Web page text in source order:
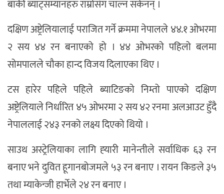
बाँकी ब्याट्सम्यानहरु राम्रोसंग चाल्न सकेनन् ।
दक्षिण अष्ट्रेलियालाई पराजित गर्ने क्रममा नेपालले ४४.१ ओभरमा
२ सय ४४ रन बनाएको हो । ४४ ओभरको पहिलो बलमा
सोमपालले चौका हान्द विजय दिलाएका थिए ।
टस हारेर पहिले पहिले ब्याटिङको निम्तो पाएको दक्षिण
अष्ट्रेलियाले निर्धारित ४५ ओभरमा २ सय ४२ रनमा अलआउट हुँदै
नेपाललाई २४३ रनको लक्ष्य दिएको थियो ।
साउथ अस्ट्रेलियाका लागि ह्‍यारी मानेन्तीले सर्वाधिक ६३ रन
बनाए भने दुवित हूगानबोजमले ५३ रन बनाए । रायन किङले ३५
तथा म्याकेन्जी हार्भेले २४ रन बनाए ।